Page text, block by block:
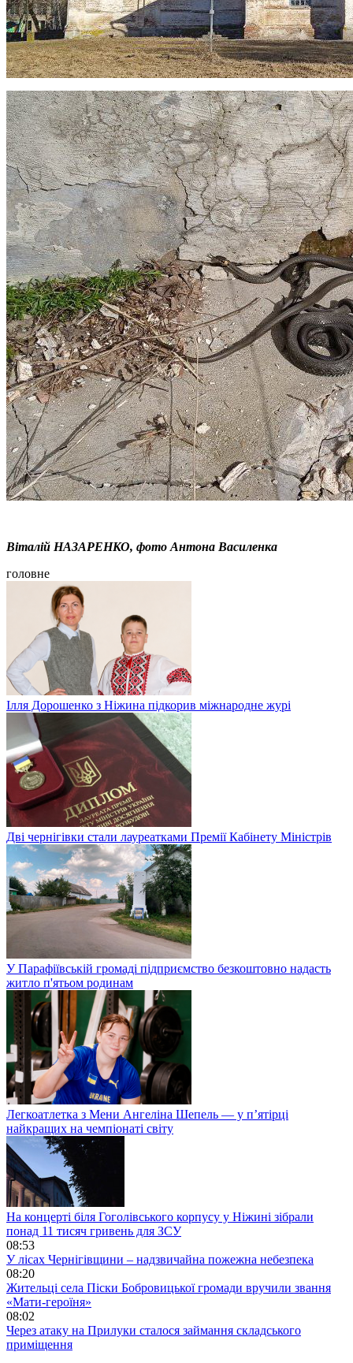
Віталій НАЗАРЕНКО, фото Антона Василенка
головне
Ілля Дорошенко з Ніжина підкорив міжнародне журі
Дві чернігівки стали лауреатками Премії Кабінету Міністрів
У Парафіївській громаді підприємство безкоштовно надасть
житло п'ятьом родинам
Легкоатлетка з Мени Ангеліна Шепель — у п’ятірці
найкращих на чемпіонаті світу
На концерті біля Гоголівського корпусу у Ніжині зібрали
понад 11 тисяч гривень для ЗСУ
08:53
У лісах Чернігівщини – надзвичайна пожежна небезпека
08:20
Жительці села Піски Бобровицької громади вручили звання
«Мати-героїня»
08:02
Через атаку на Прилуки сталося займання складського
приміщення